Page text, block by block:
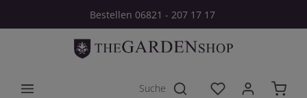
Zum Hauptinhalt springenBestellen 06821 - 207 17 17
Du hast 0